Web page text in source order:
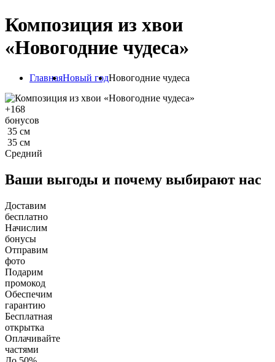
Композиция из хвои
«Новогодние чудеса»
ГлавнаяНовый годНовогодние чудеса
+168
бонусов
35 см
35 см
Средний
Ваши выгоды и почему выбирают нас
Доставим
бесплатно
Начислим
бонусы
Отправим
фото
Подарим
промокод
Обеспечим
гарантию
Бесплатная
открытка
Оплачивайте
частями